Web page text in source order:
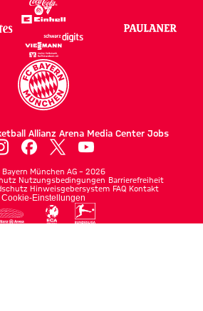
Allianz Arena Media Center Jobs
Bayern München AG – 2026
Nutzungsbedingungen Barrierefreiheit
Hinweisgebersystem FAQ Kontakt
Cookie-Einstellungen